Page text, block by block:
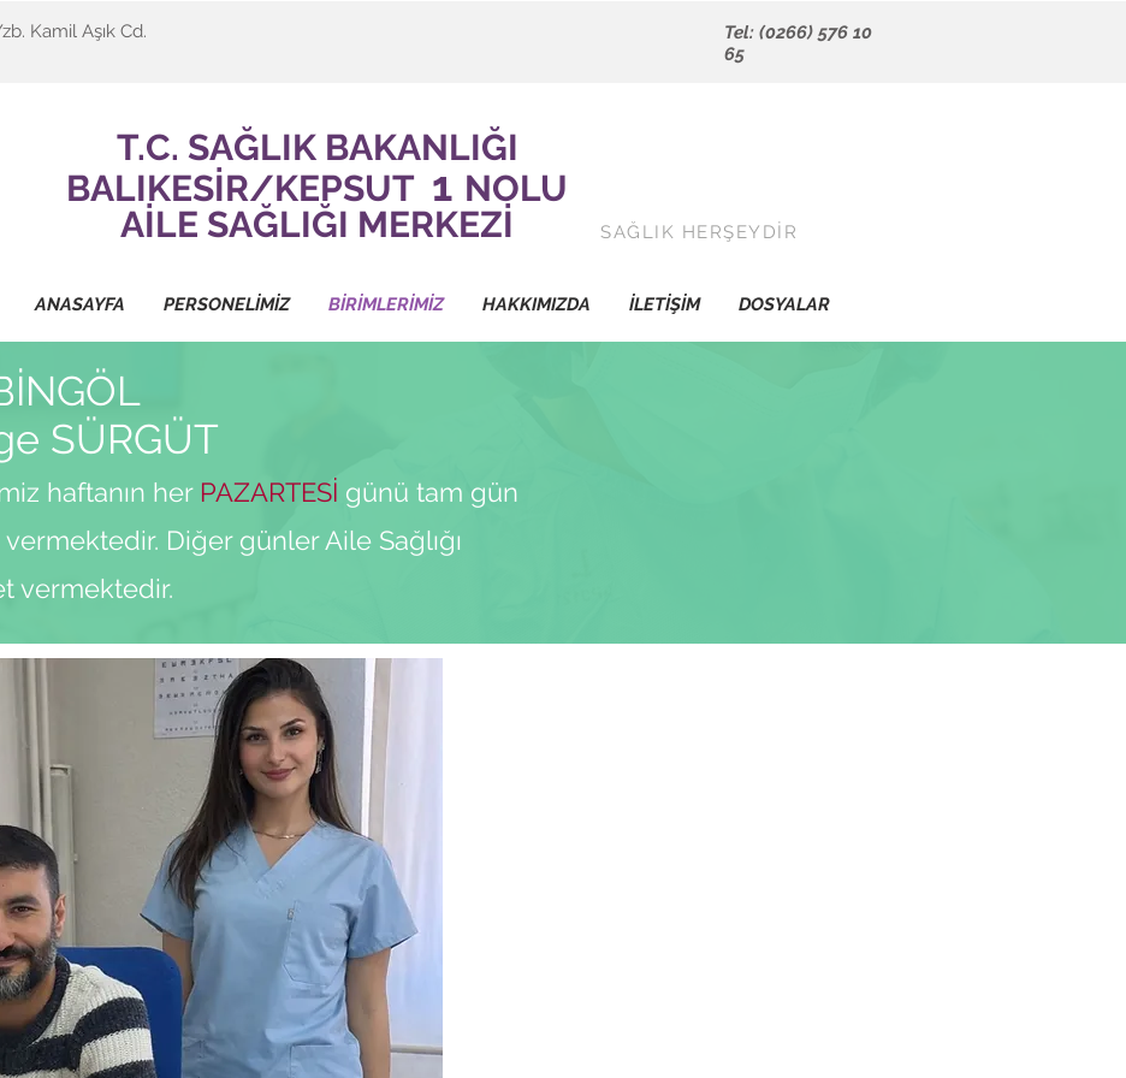
Kamil Aşık Cd.
Tel: (0266) 576 10
65
T.C. SAĞLIK BAKANLIĞI
BALIKESİR/KEPSUT 1 NOLU
AİLE SAĞLIĞI MERKEZİ
SAĞLIK HERŞEYDİR
ANASAYFA PERSONELİMİZ BİRİMLERİMİZ HAKKIMIZDA İLETİŞİM DOSYALAR
SÜRGÜT
haftanın her PAZARTESİ günü tam gün
Diğer günler Aile Sağlığı
vermektedir.